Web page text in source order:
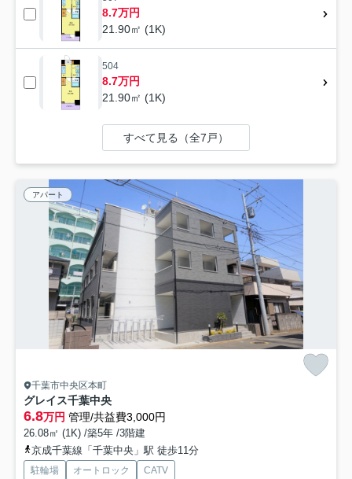
8.7万円
21.90㎡ (1K)
504
8.7万円
21.90㎡ (1K)
すべて見る（全7戸）
アパート
千葉市中央区本町
グレイス千葉中央
6.8万円 管理/共益費3,000円
26.08㎡ (1K) /築5年 /3階建
京成千葉線「千葉中央」駅 徒歩11分
駐輪場 オートロック CATV